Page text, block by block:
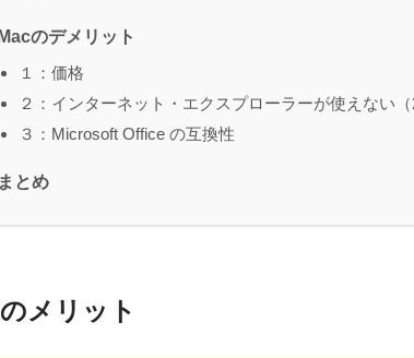
のデメリット
１：価格
２：インターネット・エクスプローラーが使えない（
３：Microsoft Office の互換性
まとめ
メリット